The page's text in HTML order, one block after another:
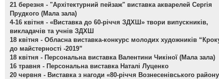
21 березня - "Архітектурний пейзаж" виставка акварелей Сергія
Прудкого (Мала зала)
4-16 квітня - «Виставка до 60-річчя ЗДХШ» твори випускників,
викладачів та учнів ЗДХШ
18 квітня - Обласна виставка-конкурс молодих художників
до майстерності -2019”
18 квітня - Персональна виставка Валентини Чикіної (Мала зала)
16 травня - Персональна виставка Наталі Луценко
20 червня - Виставка з нагоди «80-річчя Вознесенівського